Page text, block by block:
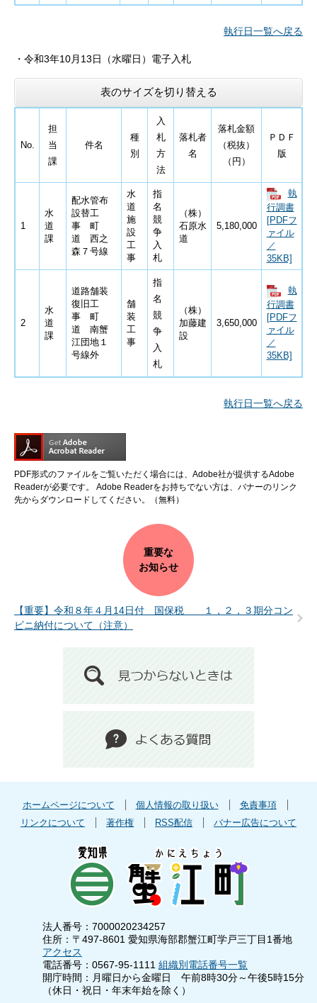
執行日一覧へ戻る
・ 令和3年10月13日 （水曜日）電子入札
表のサイズを切り替える
No.
担
当
課
件名
種
別
入
札
方
法
落札者
名
落札金額
（税抜）
（円）
ＰＤＦ
版
1
水
道
課
配水管布
設替工
事 町
道 西之
森７号線
水
道
施
設
工
事
指
名
競
争
入
札
（株）
石原水
道
5,180,000
執
行調書
[PDFフ
ァイル
／
35KB]
2
水
道
課
道路舗装
復旧工
事 町
道 南蟹
江団地１
号線外
舗
装
工
事
指
名
競
争
入
札
（株）
加藤建
設
3,650,000
執
行調書
[PDFフ
ァイル
／
35KB]
執行日一覧へ戻る
PDF形式のファイルをご覧いただく場合には、Adobe社が提供するAdobe
Readerが必要です。
Adobe Readerをお持ちでない方は、バナーのリンク
先からダウンロードしてください。（無料）
重要な
お知らせ
【重要】令和８年４月14日付 国保税 １，２，３期分コン
ビニ納付について（注意）
ホームページについて 個人情報の取り扱い
免責事項
リンクについて
著作権 RSS配信 バナー広告について
法人番号：7000020234257
住所：〒497-8601 愛知県海部郡蟹江町学戸三丁目1番地
アクセス
電話番号：0567-95-1111 組織別電話番号一覧
開庁時間：月曜日から金曜日 午前8時30分～午後5時15分
（休日・祝日・年末年始を除く）